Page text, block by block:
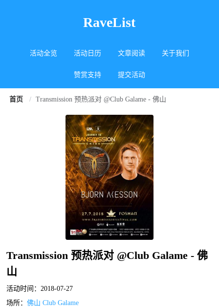
RaveList
活动全览 活动日历 文章阅读 关于我们
赞赏支持 提交活动
首页 / Transmission 预热派对 @Club Galame - 佛山
Transmission 预热派对 @Club Galame - 佛
山
活动时间：2018-07-27
场所：佛山 Club Galame